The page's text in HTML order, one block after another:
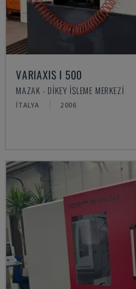
VARIAXIS I 500
MAZAK - DIKEY İŞLEME MERKEZI
İTALYA 2006